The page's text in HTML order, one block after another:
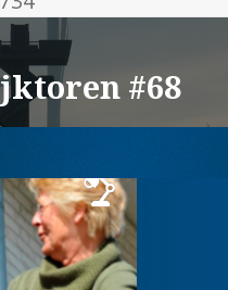
#68